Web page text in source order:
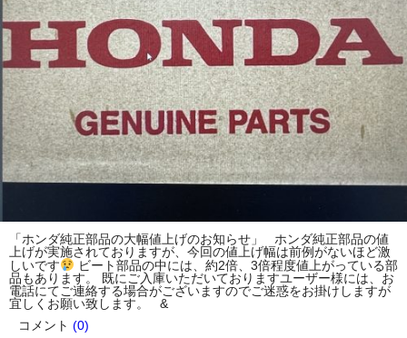
「ホンダ純正部品の大幅値上げのお知らせ」 ホンダ純正部品の値
上げが実施されておりますが、今回の値上げ幅は前例がないほど激
しいです
ビート部品の中には、約2倍、3倍程度値上がっている部
品もあります。 既にご入庫いただいておりますユーザー様には、お
電話にてご連絡する場合がございますのでご迷惑をお掛けしますが
宜しくお願い致します。 &
コメント (0)